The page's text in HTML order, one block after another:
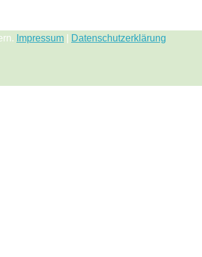
Impressum Datenschutzerklärung